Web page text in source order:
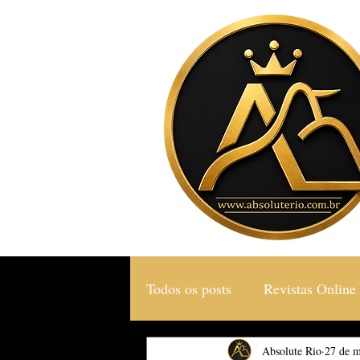
Todos os posts Revistas Online
Gastronomia & Turismo
Absolute Rio 27 de